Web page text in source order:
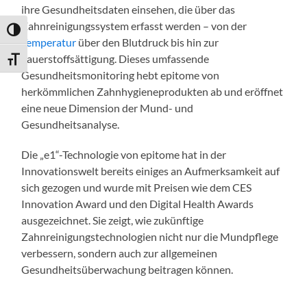
Umschalten auf hohe Kontraste
Schrift vergrößern
ihre Gesundheitsdaten einsehen, die über das
Zahnreinigungssystem erfasst werden – von der
Temperatur über den Blutdruck bis hin zur
Sauerstoffsättigung. Dieses umfassende
Gesundheitsmonitoring hebt epitome von
herkömmlichen Zahnhygieneprodukten ab und eröffnet
eine neue Dimension der Mund- und
Gesundheitsanalyse.
Die „e1“-Technologie von epitome hat in der
Innovationswelt bereits einiges an Aufmerksamkeit auf
sich gezogen und wurde mit Preisen wie dem CES
Innovation Award und den Digital Health Awards
ausgezeichnet. Sie zeigt, wie zukünftige
Zahnreinigungstechnologien nicht nur die Mundpflege
verbessern, sondern auch zur allgemeinen
Gesundheitsüberwachung beitragen können.